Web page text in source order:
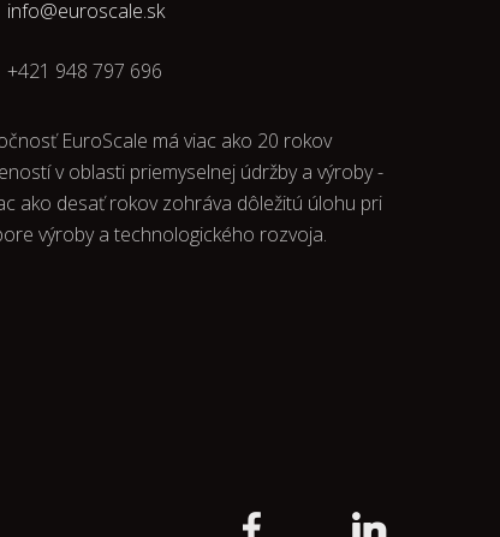
info@euroscale.sk
+421 948 797 696
EuroScale má viac ako 20 rokov
v oblasti priemyselnej údržby a výroby -
ako desať rokov zohráva dôležitú úlohu pri
výroby a technologického rozvoja.